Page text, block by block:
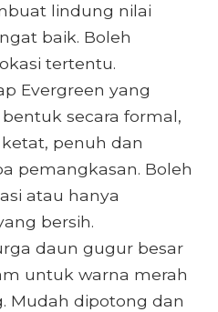
lindung nilai
baik. Boleh
tertentu.
Evergreen yang
secara formal,
penuh dan
pemangkasan. Boleh
atau hanya
bersih.
daun gugur besar
untuk warna merah
Mudah dipotong dan